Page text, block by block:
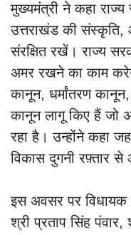
मुख्यमंत्री ने कहा
उत्तराखंड की
संरक्षित रखें। राज्य
अमर रखने का काम
कानून, धर्मांतरण
कानून लागू किए हैं जो
रहा है। उन्होंने कहा
विकास दुगनी रफ़्तार
इस अवसर पर विधायक
श्री प्रताप सिंह पंवार,